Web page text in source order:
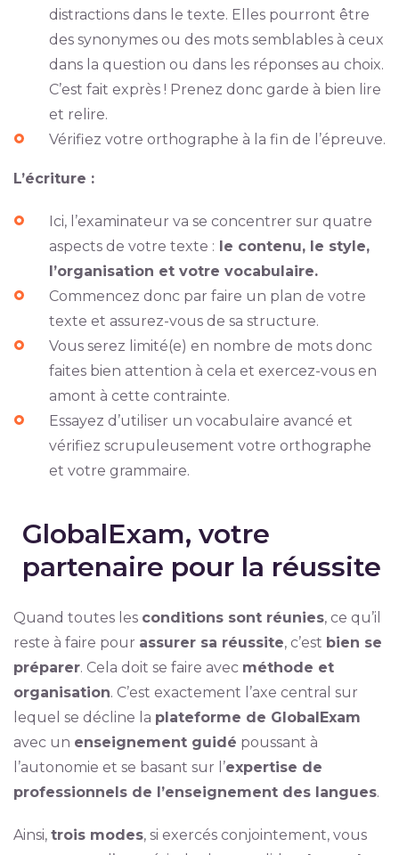
distractions dans le texte. Elles pourront être
des synonymes ou des mots semblables à ceux
dans la question ou dans les réponses au choix.
C’est fait exprès ! Prenez donc garde à bien lire
et relire.
Vérifiez votre orthographe à la fin de l’épreuve.
L’écriture :
Ici, l’examinateur va se concentrer sur quatre
aspects de votre texte : le contenu, le style,
l’organisation et votre vocabulaire.
Commencez donc par faire un plan de votre
texte et assurez-vous de sa structure.
Vous serez limité(e) en nombre de mots donc
faites bien attention à cela et exercez-vous en
amont à cette contrainte.
Essayez d’utiliser un vocabulaire avancé et
vérifiez scrupuleusement votre orthographe
et votre grammaire.
GlobalExam, votre
partenaire pour la réussite
Quand toutes les conditions sont réunies, ce qu’il
reste à faire pour assurer sa réussite, c’est bien se
préparer. Cela doit se faire avec méthode et
organisation. C’est exactement l’axe central sur
lequel se décline la plateforme de GlobalExam
avec un enseignement guidé poussant à
l’autonomie et se basant sur l’expertise de
professionnels de l’enseignement des langues.
Ainsi, trois modes, si exercés conjointement, vous